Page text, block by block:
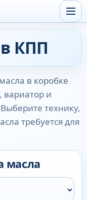
КПП
в коробке
вариатор и
технику,
требуется для
масла